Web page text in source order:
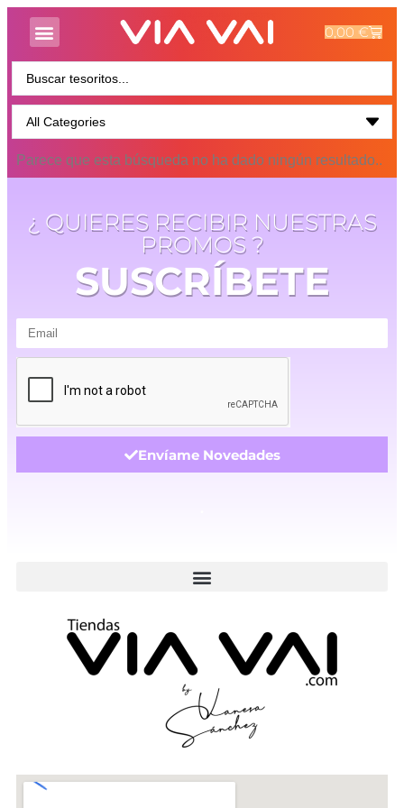
0,00€
Parece que esta búsqueda no ha dado ningún resultado..
¿ QUIERES RECIBIR NUESTRAS
PROMOS ?
SUSCRÍBETE
Envíame Novedades